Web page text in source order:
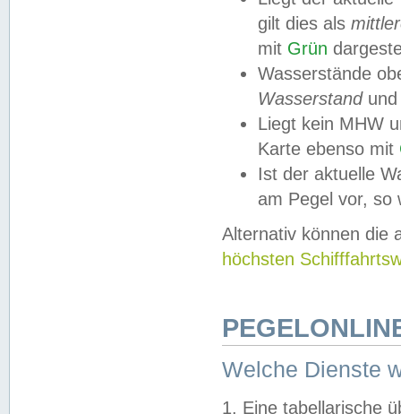
gilt dies als
mit Grün
Wasserstände
Wasserstandund
Liegt kein MHW
Karte ebenso mit
Ist der aktuelle
am Pegel vor,
Alternativ können die
höchsten
Welche Dienste
1. Eine tabellarische